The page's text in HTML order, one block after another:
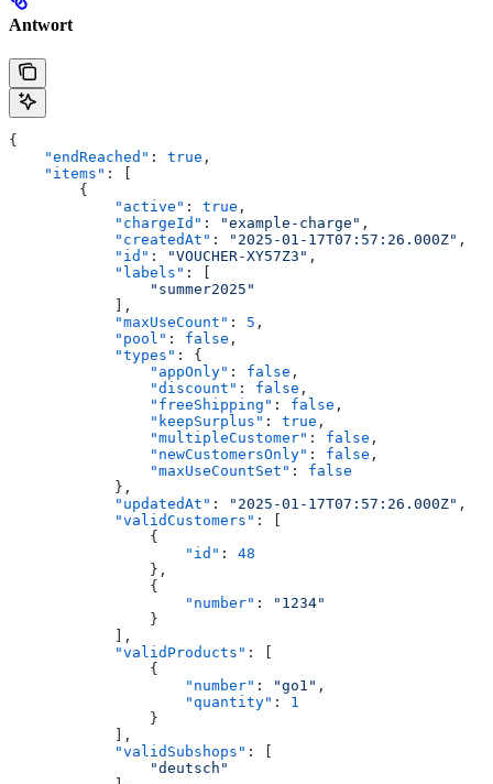
Antwort
{
    "endReached"
: true ,
    "items"
: [
        {
            "active"
: true ,
            "chargeId"
: "example-charge" ,
            "createdAt"
: "2025-01-17T07:57:26.000Z" ,
            "id"
: "VOUCHER-XY57Z3" ,
            "labels"
: [
                "summer2025"
            ],
            "maxUseCount"
: 5 ,
            "pool"
: false ,
            "types"
: {
                "appOnly"
: false ,
                "discount"
: false ,
                "freeShipping"
: false ,
                "keepSurplus"
: true ,
                "multipleCustomer"
: false ,
                "newCustomersOnly"
: false ,
                "maxUseCountSet"
: false
            },
            "updatedAt"
: "2025-01-17T07:57:26.000Z" ,
            "validCustomers"
: [
                {
                    "id"
: 48
                },
                {
                    "number"
:
"1234"
                }
            ],
            "validProducts"
: [
                {
                    "number"
: "go1" ,
                    "quantity"
: 1
                }
            ],
            "validSubshops"
: [
                "deutsch"